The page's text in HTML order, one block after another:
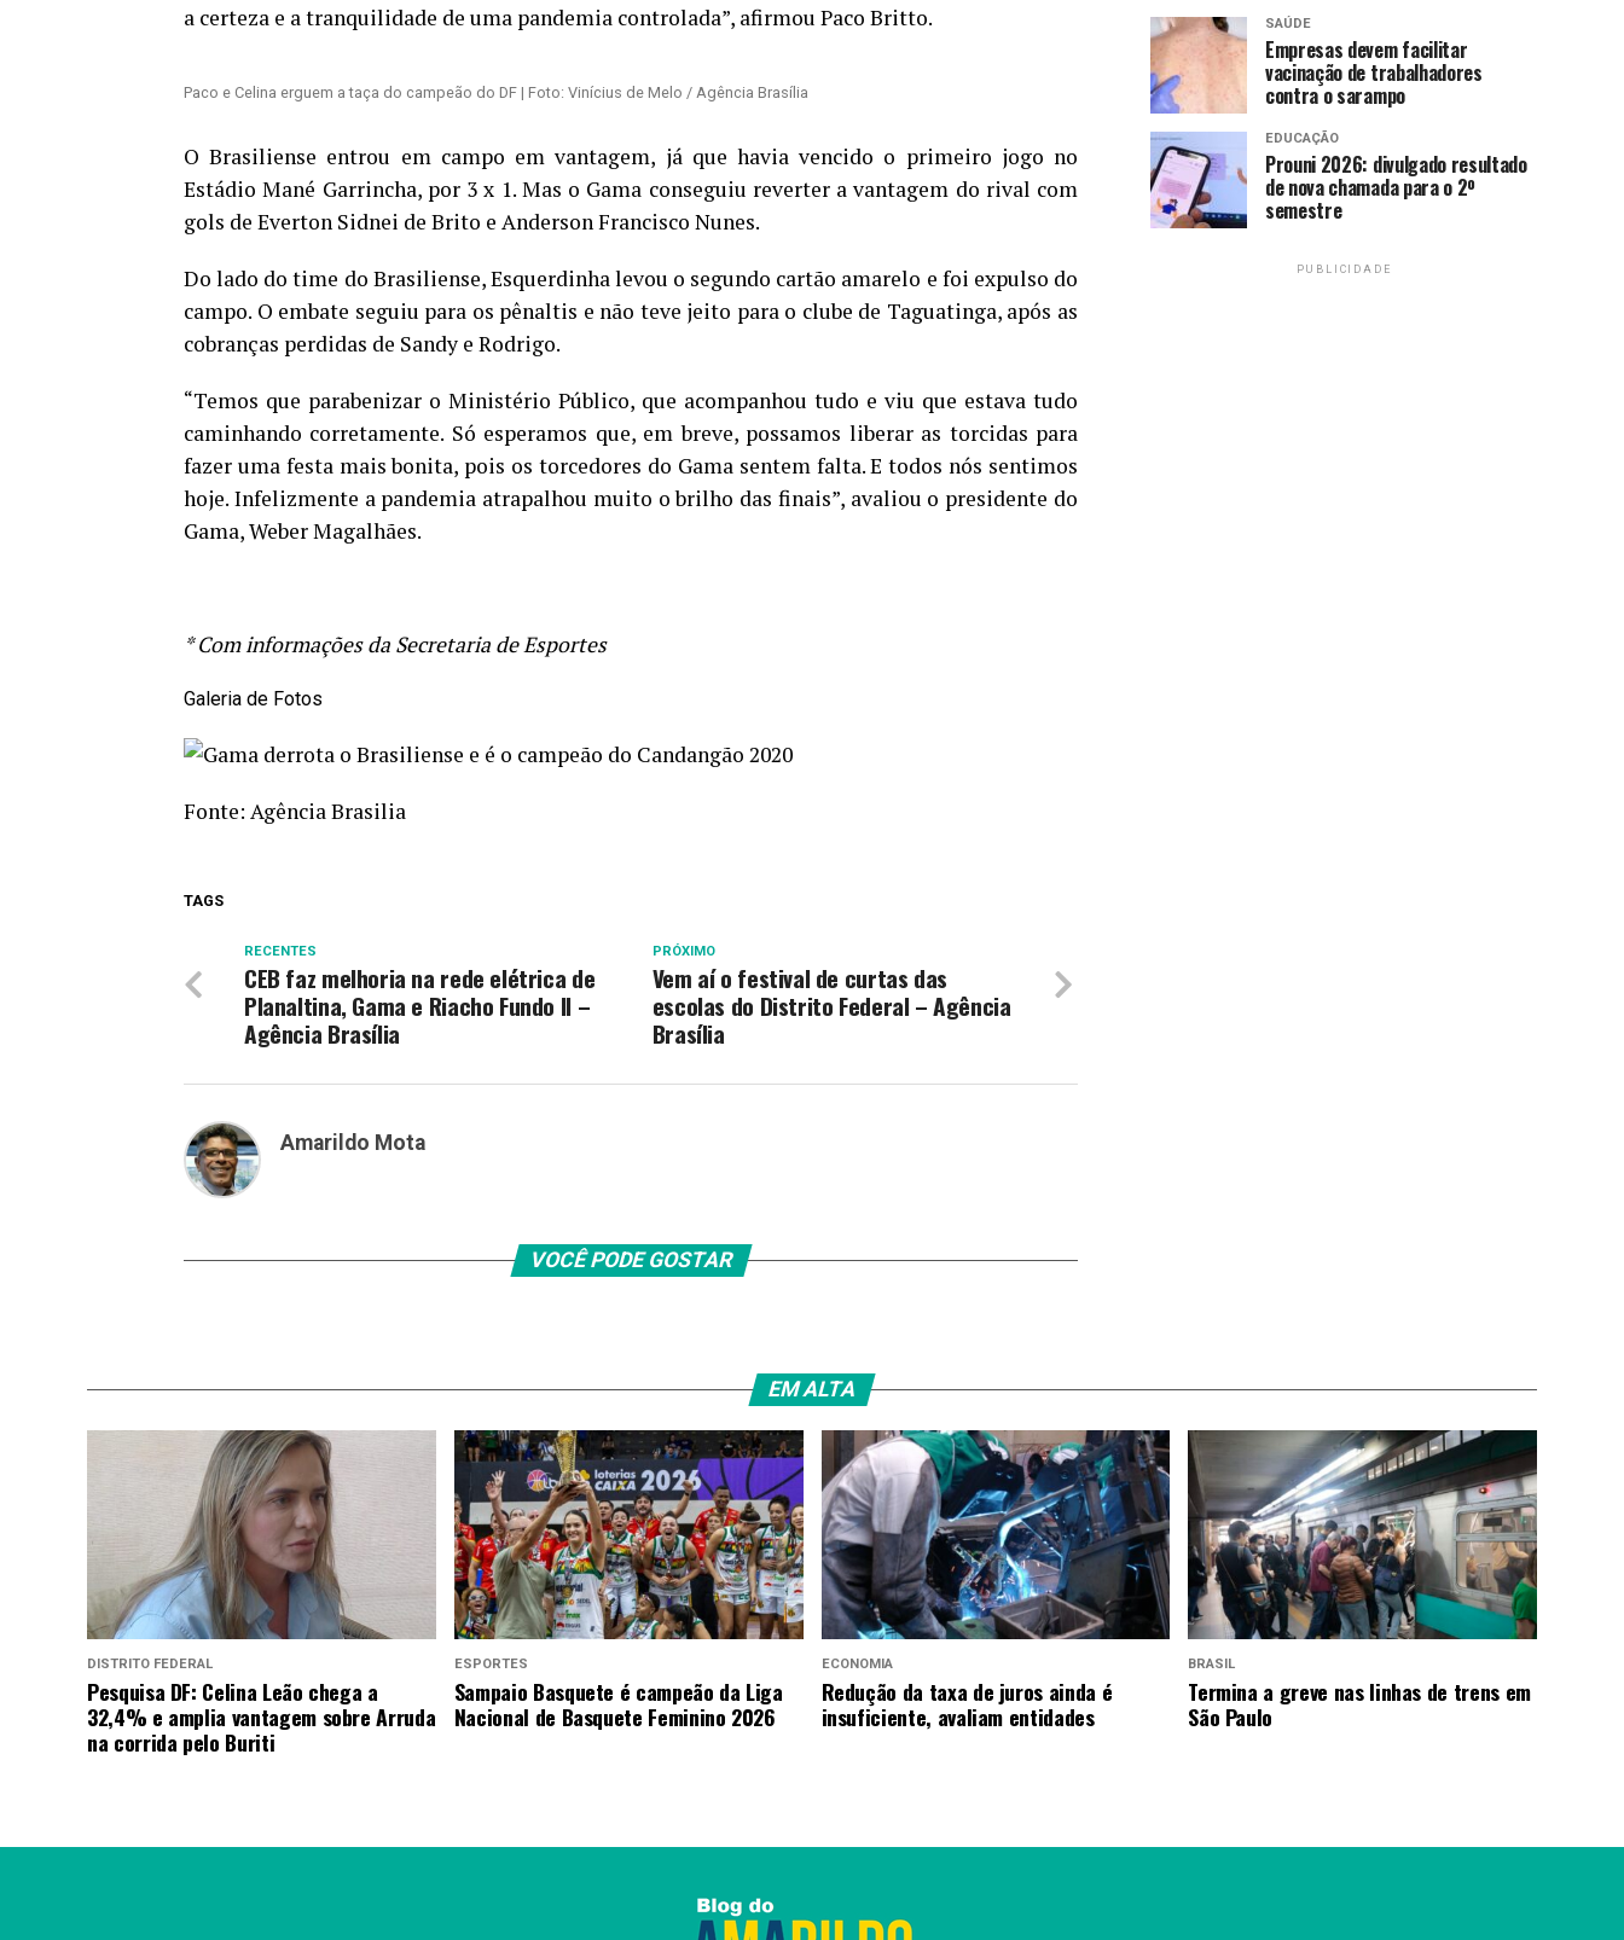
a certeza e a tranquilidade de uma pandemia controlada”, afirmou Paco Britto.
Paco e Celina erguem a taça do campeão do DF | Foto: Vinícius de Melo / Agência Brasília
O Brasiliense entrou em campo em vantagem, já que havia vencido o primeiro jogo no
Estádio Mané Garrincha, por 3 x 1. Mas o Gama conseguiu reverter a vantagem do rival com
gols de Everton Sidnei de Brito e Anderson Francisco Nunes.
Do lado do time do Brasiliense, Esquerdinha levou o segundo cartão amarelo e foi expulso do
campo. O embate seguiu para os pênaltis e não teve jeito para o clube de Taguatinga, após as
cobranças perdidas de Sandy e Rodrigo.
“Temos que parabenizar o Ministério Público, que acompanhou tudo e viu que estava tudo
caminhando corretamente. Só esperamos que, em breve, possamos liberar as torcidas para
fazer uma festa mais bonita, pois os torcedores do Gama sentem falta. E todos nós sentimos
hoje. Infelizmente a pandemia atrapalhou muito o brilho das finais”, avaliou o presidente do
Gama, Weber Magalhães.
* Com informações da Secretaria de Esportes
Galeria de Fotos
Fonte: Agência Brasilia
TAGS
PRÓXIMO
Vem aí o festival de curtas das
escolas do Distrito Federal – Agência
Brasília
RECENTES
CEB faz melhoria na rede elétrica de
Planaltina, Gama e Riacho Fundo II –
Agência Brasília
Amarildo Mota
VOCÊ PODE GOSTAR
SAÚDE
Empresas devem facilitar
vacinação de trabalhadores
contra o sarampo
EDUCAÇÃO
Prouni 2026: divulgado resultado
de nova chamada para o 2º
semestre
PUBLICIDADE
EM ALTA
DISTRITO FEDERAL
Pesquisa DF: Celina Leão chega a
32,4% e amplia vantagem sobre Arruda
na corrida pelo Buriti
ESPORTES
Sampaio Basquete é campeão da Liga
Nacional de Basquete Feminino 2026
ECONOMIA
Redução da taxa de juros ainda é
insuficiente, avaliam entidades
BRASIL
Termina a greve nas linhas de trens em
São Paulo